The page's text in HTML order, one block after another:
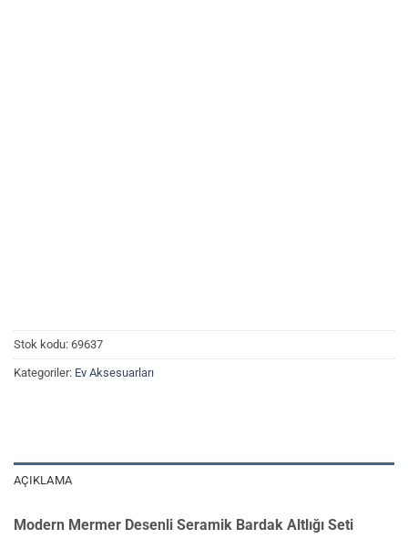
Stok kodu: 69637
Kategoriler: Ev Aksesuarları
AÇIKLAMA
Modern Mermer Desenli Seramik Bardak Altlığı Seti